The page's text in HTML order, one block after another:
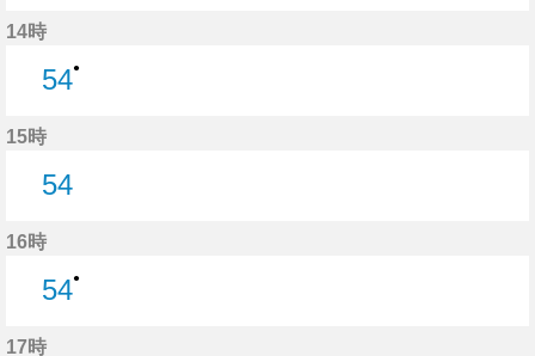
14時
54●
15時
54
16時
54●
17時